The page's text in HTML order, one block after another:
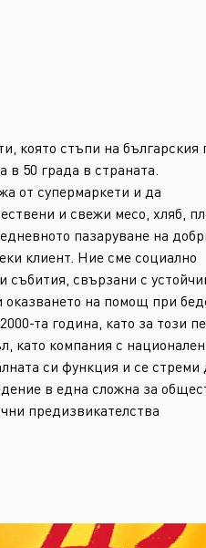
която стъпи на българския
в 50 града в страната.
от супермаркети и да
и свежи месо, хляб,
пазаруване на
клиент. Ние сме социално
събития, свързани с
оказването на помощ при
та година, като за този
като компания с национален
си функция и се стреми
в една сложна за
предизвикателства